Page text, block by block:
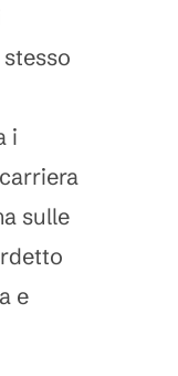
i
sulle
e